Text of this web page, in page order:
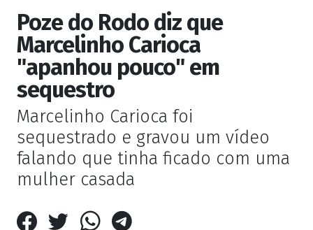
Poze do Rodo diz que
Marcelinho Carioca
"apanhou pouco" em
sequestro
Marcelinho Carioca foi
sequestrado e gravou um vídeo
falando que tinha ficado com uma
mulher casada